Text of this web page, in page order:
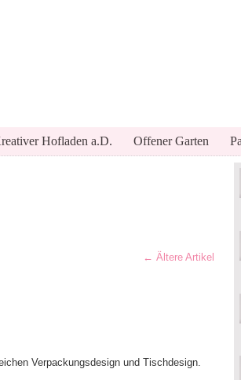
Hofladen a.D. Offener Garten
← Ältere Artikel
Verpackungsdesign und Tischdesign.